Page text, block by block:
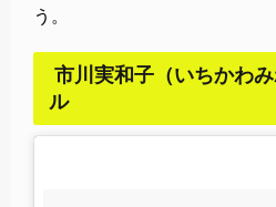
う。
市川実和子（いちかわ
ル